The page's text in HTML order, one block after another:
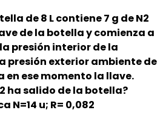
de 8 L contiene 7 g de N2
de la botella y comienza a
presión interior de la
presión exterior ambiente de
en ese momento la llave.
ha salido de la botella?
N=14 u; R= 0,082